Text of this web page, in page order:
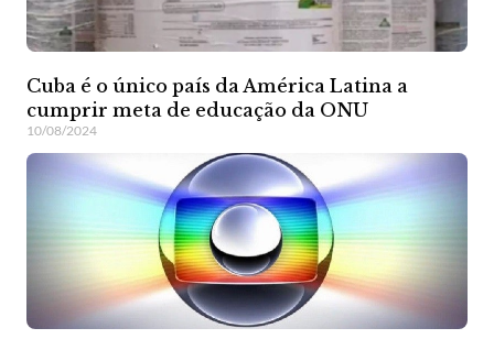
Cuba é o único país da América Latina a
cumprir meta de educação da ONU
10/08/2024